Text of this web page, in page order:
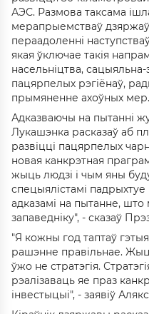
АЭС. Размова таксама
мерапрыемстваў
пераадоленні
якая ўключае такія
насельніцтва,
пацярпелых рэгіёнаў,
прымяненне ахоўных мер.
Адказваючы на пытанні
Лукашэнка расказаў аб
развіцці пацярпелых
новая канкрэтная
жыць людзі і чым яны
спецыялістамі
адказамі на пытанне,
запаведніку", - сказаў
"Я кожны год таптаў
рашэнне правільнае.
ўжо не стратэгія.
рэалізаваць яе праз
інвестыцыі", - заявіў